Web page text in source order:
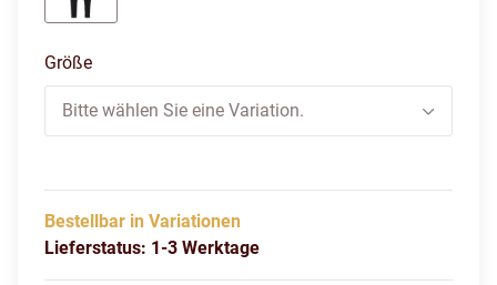
Größe
Bitte wählen Sie eine Variation.
Bestellbar in Variationen
Lieferstatus: 1-3 Werktage